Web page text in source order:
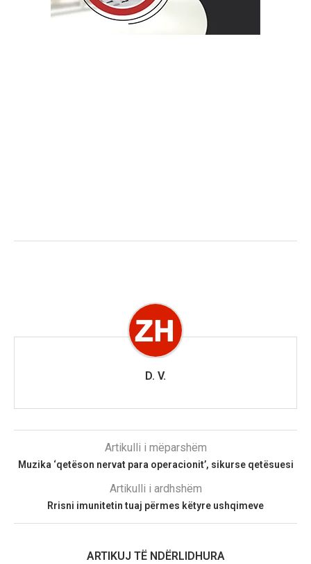
D. V.
Artikulli i mëparshëm
Muzika ‘qetëson nervat para operacionit’, sikurse qetësuesi
Artikulli i ardhshëm
Rrisni imunitetin tuaj përmes këtyre ushqimeve
ARTIKUJ TË NDËRLIDHURA